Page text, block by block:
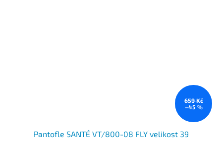
659 Kč
–45 %
Pantofle SANTÉ VT/800-08 FLY velikost 39